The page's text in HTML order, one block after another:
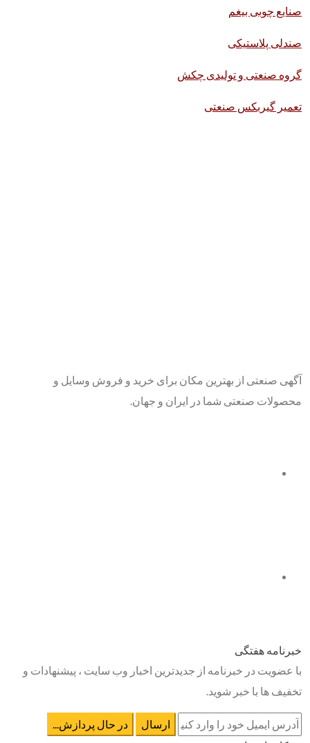
صنایع چوبی بیغم
صندلی پلاستیکی
گروه صنعتی و تولیدی چکش
تعمیر گیربکس صنعتی
آگهی صنعتی از بهترین مکان برای خرید و فروش وسایل و
محصولات صنعتی شما در ایران و جهان.
خبرنامه هفتگی
با عضویت در خبرنامه از جدیدترین اخبار وب سایت ، پیشنهادات و
تخفیف ها با خبر شوید.